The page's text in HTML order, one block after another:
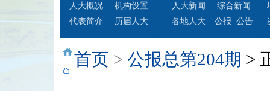
人大概况
机构设置
代表简介
历届人大
人大新闻
综合新闻
各地人大
公报 公告
首页 > 公报总第204期 >